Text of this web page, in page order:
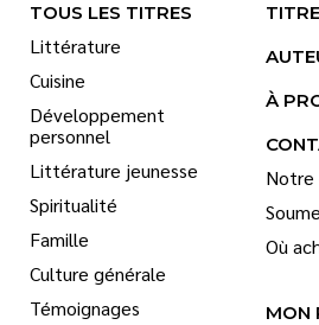
TOUS LES TITRES
Littérature
Cuisine
Développement
personnel
Littérature jeunesse
Spiritualité
Famille
Culture générale
Témoignages
À
Notre
Où
MON